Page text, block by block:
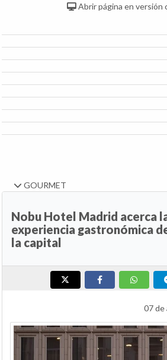
Abrir página en versión
GOURMET
Nobu Hotel Madrid acerca
experiencia gastronómica
la capital
07 de